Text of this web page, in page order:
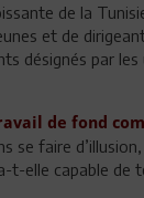
de la
et de
désignés par
de fond
se faire
t-elle capable de